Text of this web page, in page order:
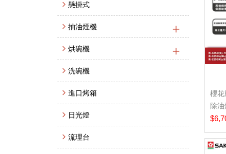
懸掛式
抽油煙機
烘碗機
洗碗機
進口烤箱
日光燈
流理台
櫻
除
計-